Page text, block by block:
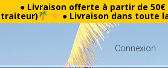
● Livraison offerte à partir de
traiteur) ● Livraison dans toute
Connexion